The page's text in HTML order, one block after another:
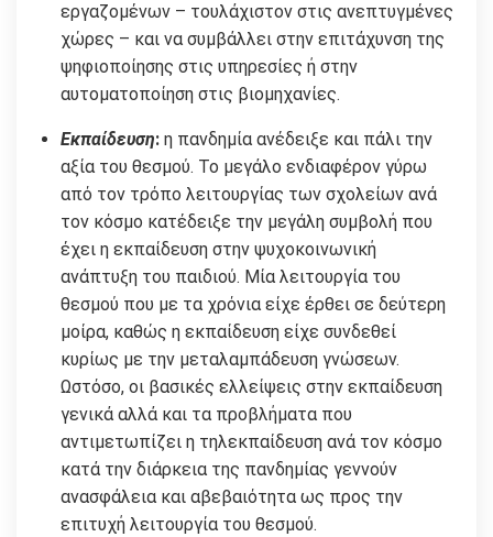
εργαζομένων – τουλάχιστον στις ανεπτυγμένες
χώρες – και να συμβάλλει στην επιτάχυνση της
ψηφιοποίησης στις υπηρεσίες ή στην
αυτοματοποίηση στις βιομηχανίες.
Εκπαίδευση: η πανδημία ανέδειξε και πάλι την
αξία του θεσμού. Το μεγάλο ενδιαφέρον γύρω
από τον τρόπο λειτουργίας των σχολείων ανά
τον κόσμο κατέδειξε την μεγάλη συμβολή που
έχει η εκπαίδευση στην ψυχοκοινωνική
ανάπτυξη του παιδιού. Μία λειτουργία του
θεσμού που με τα χρόνια είχε έρθει σε δεύτερη
μοίρα, καθώς η εκπαίδευση είχε συνδεθεί
κυρίως με την μεταλαμπάδευση γνώσεων.
Ωστόσο, οι βασικές ελλείψεις στην εκπαίδευση
γενικά αλλά και τα προβλήματα που
αντιμετωπίζει η τηλεκπαίδευση ανά τον κόσμο
κατά την διάρκεια της πανδημίας γεννούν
ανασφάλεια και αβεβαιότητα ως προς την
επιτυχή λειτουργία του θεσμού.